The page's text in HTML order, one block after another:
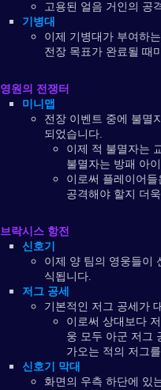
고용된 얼음 거인의 공
기병대
이제 기병대가 부여하
전장 목표가 완료될 때
영원의 전쟁터
미니맵
전장 이벤트 중에 불멸
되었습니다.
이제 적 불멸자는
불멸자는 방패 아
이로써 플레이어
공격해야 할지 더
브락시스 항전
신호기
이제 양 팀의 영웅들이
식됩니다.
저그 공세
기본적인 저그 공세가
이로써 상대보다
웅 모두 아군 저그
가오는 적의 저그
신호기 막대
화면의 우측 하단에 있